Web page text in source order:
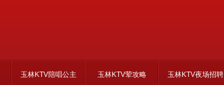
玉林KTV陪唱公主 玉林KTV荤攻略 玉林KTV夜场招聘